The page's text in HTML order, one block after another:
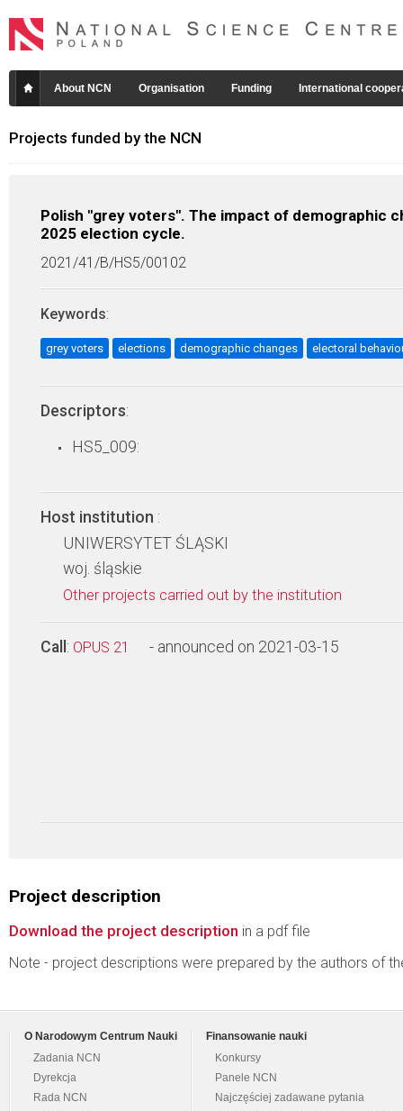
About NCN Organisation Funding International
Projects funded by the NCN
Polish "grey voters". The impact of demographic
2025 election cycle.
2021/41/B/HS5/00102
Keywords:
grey voters elections demographic changes electoral
Descriptors:
HS5_009:
Host institution :
UNIWERSYTET ŚLĄSKI
woj. śląskie
Other projects carried out by the institution
Call : OPUS 21 - announced on 2021-03-15
Project description
Download the project description in a pdf file
Note - project descriptions were prepared by the authors of
O Narodowym Centrum Nauki
Zadania NCN
Dyrekcja
Rada NCN
Finansowanie nauki
Konkursy
Panele NCN
Najczęściej zadawane pytania